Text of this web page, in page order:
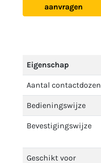
aanvragen
Eigenschap
Aantal contactdozen
Bedieningswijze
Bevestigingswijze
Geschikt voor